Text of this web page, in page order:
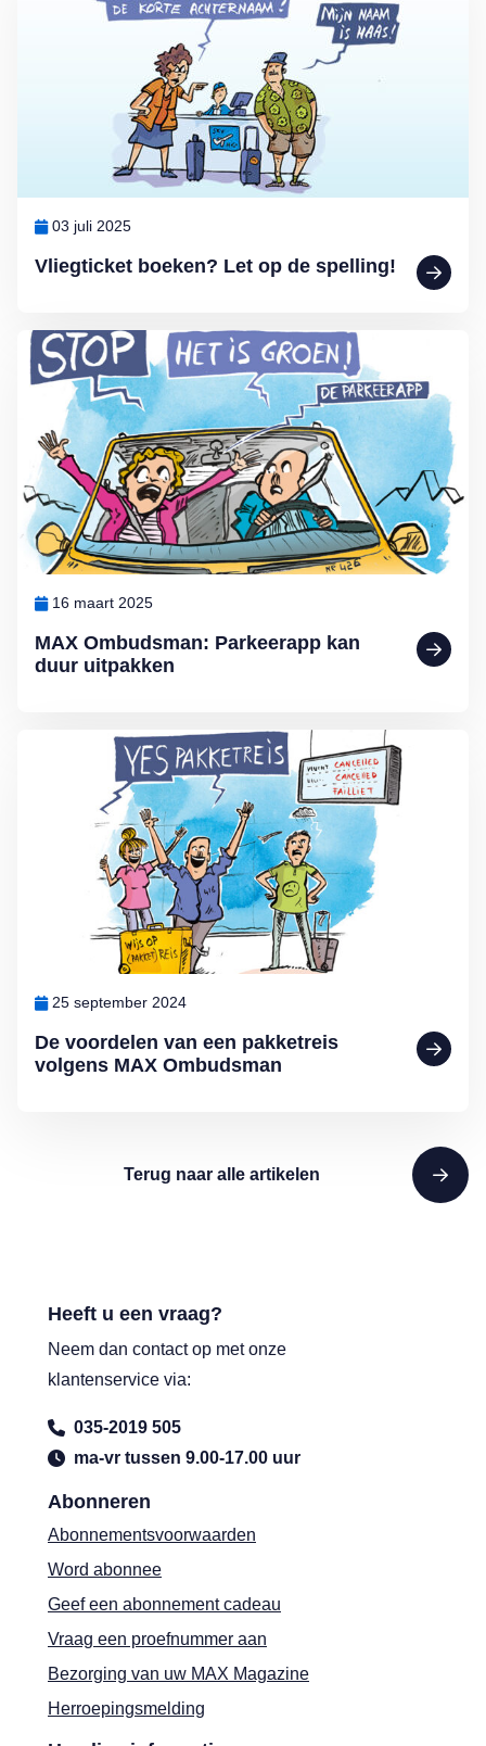
Vliegticket boeken? Let op de spelling!
03 juli 2025
MAX Ombudsman: Parkeerapp kan
duur uitpakken
16 maart 2025
Lees meer over MAX Ombudsman: Parkeerapp kan duur uitpakken
De voordelen van een pakketreis
volgens MAX Ombudsman
25 september 2024
Lees meer over De voordelen van een pakketreis volgens MAX
Terug naar alle artikelen
Abonneren
Abonnementsvoorwaarden
Word abonnee
Geef een abonnement cadeau
Vraag een proefnummer aan
Bezorging van uw MAX Magazine
Herroepingsmelding
Heeft u een vraag?
Neem dan contact op met onze
klantenservice via:
035-2019 505
ma-vr tussen 9.00-17.00 uur